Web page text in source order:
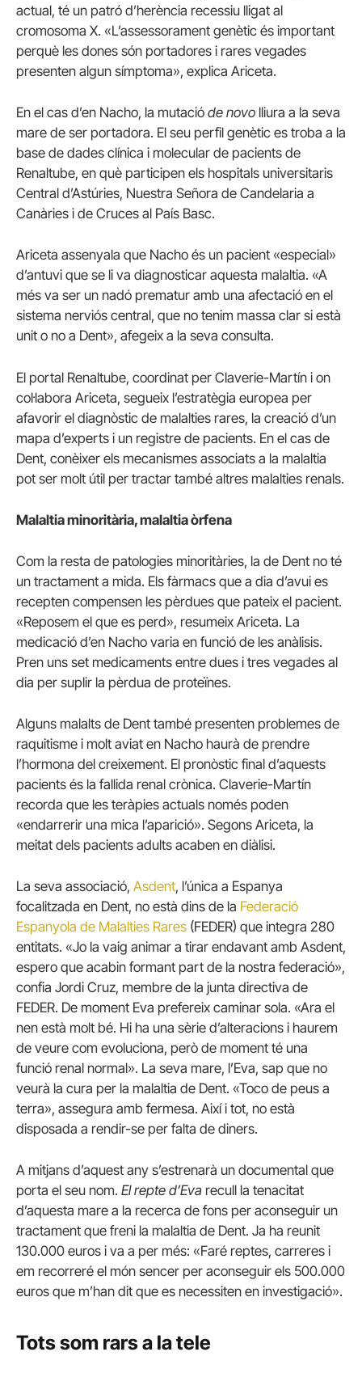
actual, té un patró d’herència recessiu lligat al
cromosoma X. «L’assessorament genètic és important
perquè les dones són portadores i rares vegades
presenten algun símptoma», explica Ariceta.
En el cas d’en Nacho, la mutació de novo lliura a la seva
mare de ser portadora. El seu perfil genètic es troba a la
base de dades clínica i molecular de pacients de
Renaltube, en què participen els hospitals universitaris
Central d’Astúries, Nuestra Señora de Candelaria a
Canàries i de Cruces al País Basc.
Ariceta assenyala que Nacho és un pacient «especial»
d’antuvi que se li va diagnosticar aquesta malaltia. «A
més va ser un nadó prematur amb una afectació en el
sistema nerviós central, que no tenim massa clar si està
unit o no a Dent», afegeix a la seva consulta.
El portal Renaltube, coordinat per Claverie-Martín i on
col·labora Ariceta, segueix l’estratègia europea per
afavorir el diagnòstic de malalties rares, la creació d’un
mapa d’experts i un registre de pacients. En el cas de
Dent, conèixer els mecanismes associats a la malaltia
pot ser molt útil per tractar també altres malalties renals.
Malaltia minoritària, malaltia òrfena
Com la resta de patologies minoritàries, la de Dent no té
un tractament a mida. Els fàrmacs que a dia d’avui es
recepten compensen les pèrdues que pateix el pacient.
«Reposem el que es perd», resumeix Ariceta. La
medicació d’en Nacho varia en funció de les anàlisis.
Pren uns set medicaments entre dues i tres vegades al
dia per suplir la pèrdua de proteïnes.
Alguns malalts de Dent també presenten problemes de
raquitisme i molt aviat en Nacho haurà de prendre
l’hormona del creixement. El pronòstic final d’aquests
pacients és la fallida renal crònica. Claverie-Martín
recorda que les teràpies actuals només poden
«endarrerir una mica l’aparició». Segons Ariceta, la
meitat dels pacients adults acaben en diàlisi.
La seva associació, Asdent, l’única a Espanya
focalitzada en Dent, no està dins de la Federació
Espanyola de Malalties Rares (FEDER) que integra 280
entitats. «Jo la vaig animar a tirar endavant amb Asdent,
espero que acabin formant part de la nostra federació»,
confia Jordi Cruz, membre de la junta directiva de
FEDER. De moment Eva prefereix caminar sola. «Ara el
nen està molt bé. Hi ha una sèrie d’alteracions i haurem
de veure com evoluciona, però de moment té una
funció renal normal». La seva mare, l’Eva, sap que no
veurà la cura per la malaltia de Dent. «Toco de peus a
terra», assegura amb fermesa. Així i tot, no està
disposada a rendir-se per falta de diners.
A mitjans d’aquest any s’estrenarà un documental que
porta el seu nom. El repte d’Eva recull la tenacitat
d’aquesta mare a la recerca de fons per aconseguir un
tractament que freni la malaltia de Dent. Ja ha reunit
130.000 euros i va a per més: «Faré reptes, carreres i
em recorreré el món sencer per aconseguir els 500.000
euros que m’han dit que es necessiten en investigació».
Tots som rars a la tele